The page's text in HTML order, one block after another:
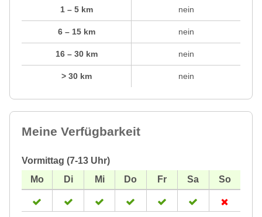
1 – 5 km
6 – 15 km
16 – 30 km
> 30 km
nein
nein
nein
nein
Meine Verfügbarkeit
Vormittag (7-13 Uhr)